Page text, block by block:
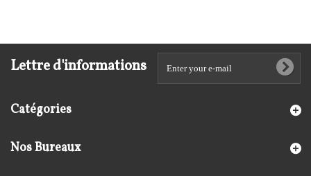
Lettre d'informations
Catégories
Nos Bureaux